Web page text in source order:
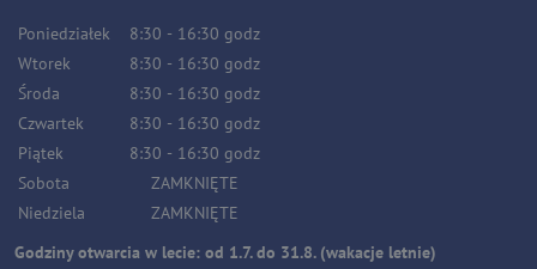
Poniedziałek 8:30 - 16:30 godz
Wtorek
8:30 - 16:30 godz
Środa
8:30 - 16:30 godz
Czwartek
8:30 - 16:30 godz
Piątek
8:30 - 16:30 godz
Sobota
ZAMKNIĘTE
Niedziela
ZAMKNIĘTE
Godziny otwarcia w lecie: od 1.7. do 31.8. (wakacje letnie)